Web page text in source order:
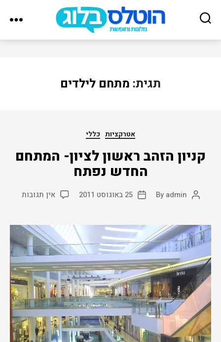
הוטלס
תגית: מתחם לילדים
Categoriesאטרקציות כללי
קניון הזהב ראשון לציון- המתחם
החדש נפתח
Post
By admin
Post
25 באוגוסט 2011 אין תגובותעל
ראשון
לציון-
החדש
נפתח